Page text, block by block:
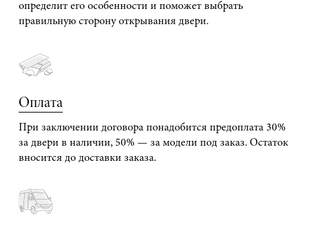
определит его особенности и поможет выбрать
правильную сторону открывания двери.
Оплата
При заключении договора понадобится предоплата 30%
за двери в наличии, 50% — за модели под заказ. Остаток
вносится до доставки заказа.